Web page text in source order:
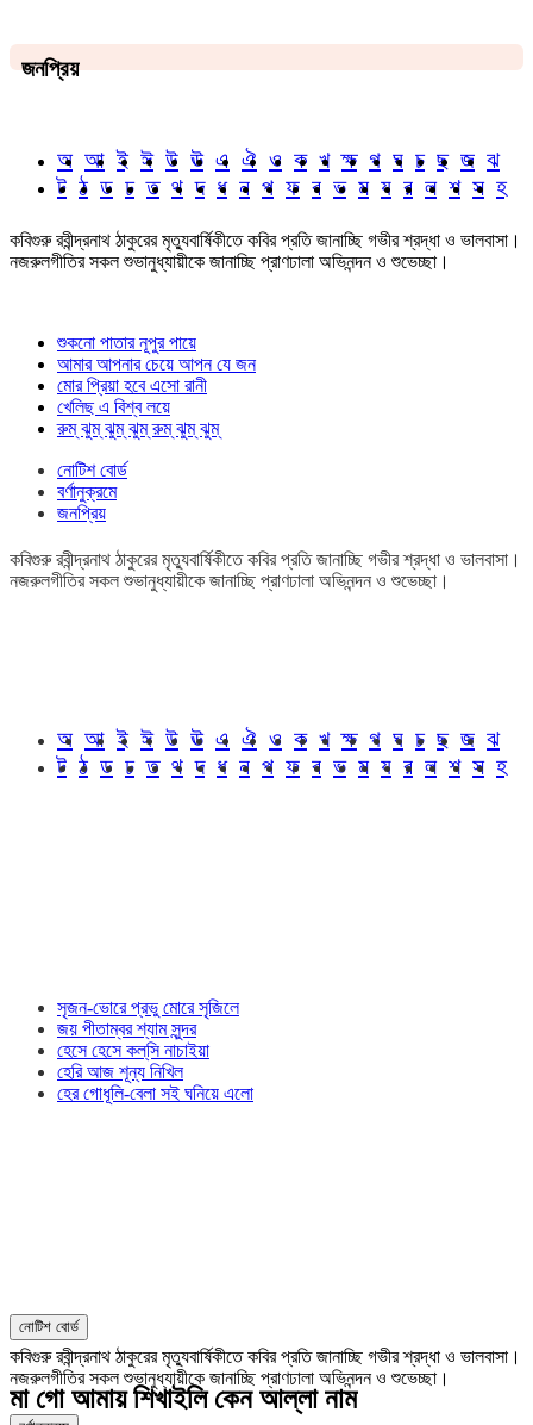
জনপ্রিয়
অ আ ই ঈ উ ঊ এ ঐ ও ক খ ক্ষ গ ঘ চ ছ জ ঝ
ট ঠ ড ঢ ত থ দ ধ ন প ফ ব ভ ম য র ল শ স হ
কবিগুরু রবীন্দ্রনাথ ঠাকুরের মৃত্যুবার্ষিকীতে কবির প্রতি জানাচ্ছি গভীর শ্রদ্ধা ও ভালবাসা।
নজরুলগীতির সকল শুভানুধ্যায়ীকে জানাচ্ছি প্রাণঢালা অভিনন্দন ও শুভেচ্ছা।
শুকনো পাতার নূপুর পায়ে
আমার আপনার চেয়ে আপন যে জন
মোর প্রিয়া হবে এসো রানী
খেলিছ এ বিশ্ব লয়ে
রুম্ ঝুম্ ঝুম্ ঝুম্ রুম্ ঝুম্ ঝুম্
নোটিশ বোর্ড
বর্ণানুক্রমে
জনপ্রিয়
কবিগুরু রবীন্দ্রনাথ ঠাকুরের মৃত্যুবার্ষিকীতে কবির প্রতি জানাচ্ছি গভীর শ্রদ্ধা ও ভালবাসা।
নজরুলগীতির সকল শুভানুধ্যায়ীকে জানাচ্ছি প্রাণঢালা অভিনন্দন ও শুভেচ্ছা।
অ আ ই ঈ উ ঊ এ ঐ ও ক খ ক্ষ গ ঘ চ ছ জ ঝ
ট ঠ ড ঢ ত থ দ ধ ন প ফ ব ভ ম য র ল শ স হ
সৃজন-ভোরে প্রভু মোরে সৃজিলে
জয় পীতাম্বর শ্যাম সুন্দর
হেসে হেসে কল্‌সি নাচাইয়া
হেরি আজ শূন্য নিখিল
হের গোধূলি-বেলা সই ঘনিয়ে এলো
নোটিশ বোর্ড
কবিগুরু রবীন্দ্রনাথ ঠাকুরের মৃত্যুবার্ষিকীতে কবির প্রতি জানাচ্ছি গভীর শ্রদ্ধা ও ভালবাসা।
নজরুলগীতির সকল শুভানুধ্যায়ীকে জানাচ্ছি প্রাণঢালা অভিনন্দন ও শুভেচ্ছা।
মা গো আমায় শিখাইলি কেন আল্লা নাম